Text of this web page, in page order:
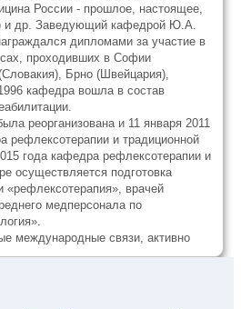
России - прошлое, настоящее,
и др. Заведующий кафедрой Ю.А.
дипломами за участие в
проходивших в Софии
Брно (Швейцария),
кафедра вошла в состав
реорганизована и 11 января 2011
рефлексотерапии и традиционной
года кафедра рефлексотерапии и
осуществляется подготовка
«рефлексотерапия», врачей
медперсонала по
международные связи, активно
Кореей, Монголией,
медицины. Проводятся
с международным участием.